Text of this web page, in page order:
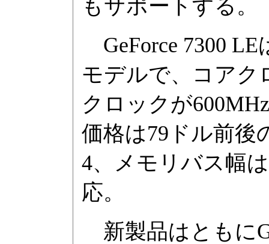
もサポートする。
GeForce 7300 LE
モデルで、コアク
クロックが
価格は79ドル前後
4、メモリバス幅
応。
新製品はともに